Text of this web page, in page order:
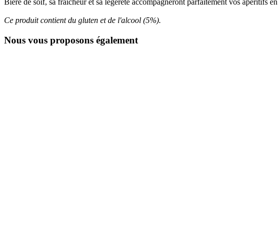
Ce produit contient du gluten et de l'alcool (5%).
Nous vous proposons également